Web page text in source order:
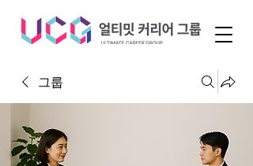
그룹